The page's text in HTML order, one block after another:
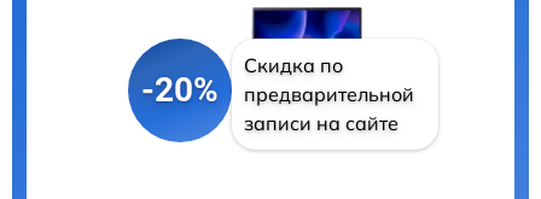
-20%
Скидка по
предварительной
записи на сайте